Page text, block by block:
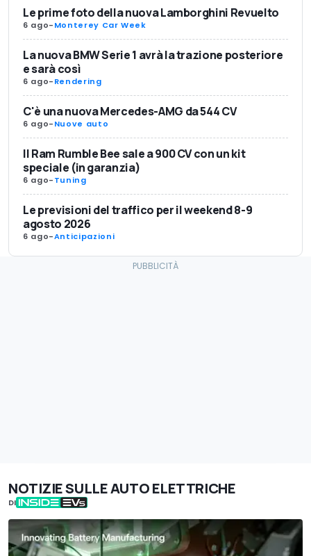
Le prime foto della nuova Lamborghini Revuelto
6 ago-Monterey Car Week
La nuova BMW Serie 1 avrà la trazione posteriore
e sarà così
6 ago-Rendering
C'è una nuova Mercedes-AMG da 544 CV
6 ago-Nuove auto
Il Ram Rumble Bee sale a 900 CV con un kit
speciale (in garanzia)
6 ago-Tuning
Le previsioni del traffico per il weekend 8-9
agosto 2026
6 ago-Anticipazioni
NOTIZIE SULLE AUTO ELETTRICHE
DI